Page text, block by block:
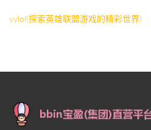
yylol(探索英雄联盟游戏的精彩世界)